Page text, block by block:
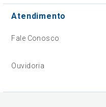
Atendimento
Fale Conosco
Ouvidoria